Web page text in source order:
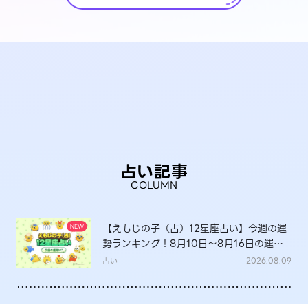
占い記事
COLUMN
【えもじの子（占）12星座占い】今週の運
勢ランキング！8月10日～8月16日の運勢
は？
占い 2026.08.09